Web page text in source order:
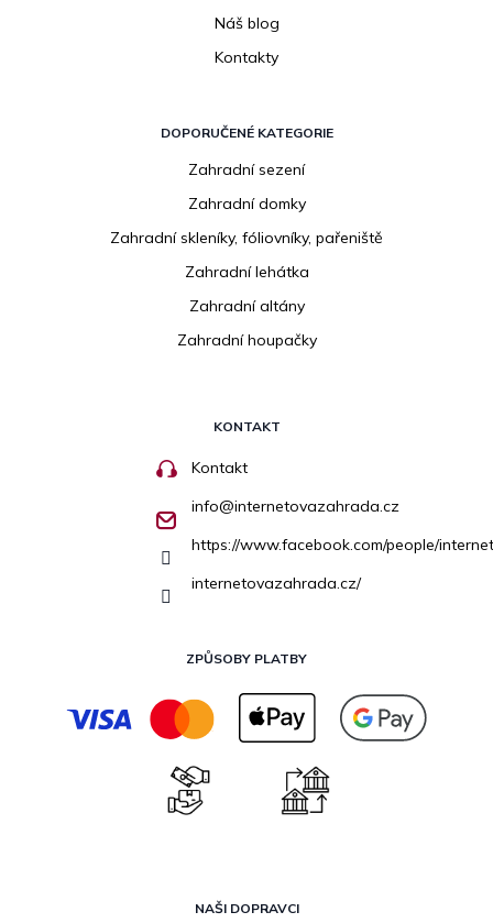
Náš blog
Kontakty
DOPORUČENÉ KATEGORIE
Zahradní sezení
Zahradní domky
Zahradní skleníky, fóliovníky, pařeniště
Zahradní lehátka
Zahradní altány
Zahradní houpačky
KONTAKT
Kontakt
info@internetovazahrada.cz
https://www.facebook.com/people/
internetovazahrada.cz/
ZPŮSOBY PLATBY
NAŠI DOPRAVCI